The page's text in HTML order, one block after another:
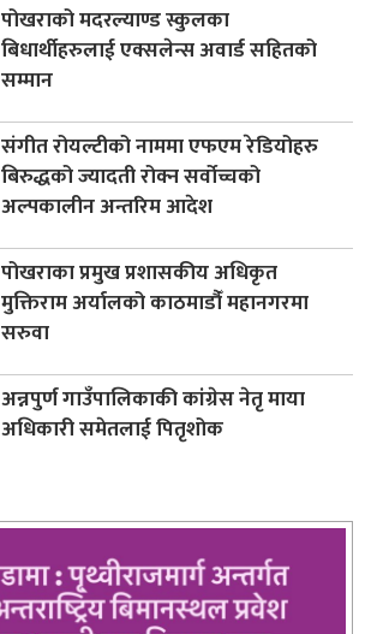
पोखराको मदरल्याण्ड स्कुलका
बिधार्थीहरुलाई एक्सलेन्स अवार्ड सहितको
सम्मान
संगीत रोयल्टीको नाममा एफएम रेडियोहरु
बिरुद्धको ज्यादती रोक्न सर्वोच्चको
अल्पकालीन अन्तरिम आदेश
पोखराका प्रमुख प्रशासकीय अधिकृत
मुक्तिराम अर्यालको काठमाडौँ महानगरमा
सरुवा
अन्नपुर्ण गाउँपालिकाकी कांग्रेस नेतृ माया
अधिकारी समेतलाई पितृशोक